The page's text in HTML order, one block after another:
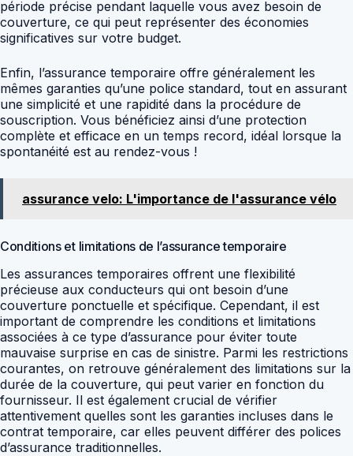
période précise pendant laquelle vous avez besoin de
couverture, ce qui peut représenter des économies
significatives sur votre budget.
Enfin, l’assurance temporaire offre généralement les
mêmes garanties qu’une police standard, tout en assurant
une simplicité et une rapidité dans la procédure de
souscription. Vous bénéficiez ainsi d’une protection
complète et efficace en un temps record, idéal lorsque la
spontanéité est au rendez-vous !
assurance velo: L'importance de l'assurance vélo
Conditions et limitations de l’assurance temporaire
Les assurances temporaires offrent une flexibilité
précieuse aux conducteurs qui ont besoin d’une
couverture ponctuelle et spécifique. Cependant, il est
important de comprendre les conditions et limitations
associées à ce type d’assurance pour éviter toute
mauvaise surprise en cas de sinistre. Parmi les restrictions
courantes, on retrouve généralement des limitations sur la
durée de la couverture, qui peut varier en fonction du
fournisseur. Il est également crucial de vérifier
attentivement quelles sont les garanties incluses dans le
contrat temporaire, car elles peuvent différer des polices
d’assurance traditionnelles.